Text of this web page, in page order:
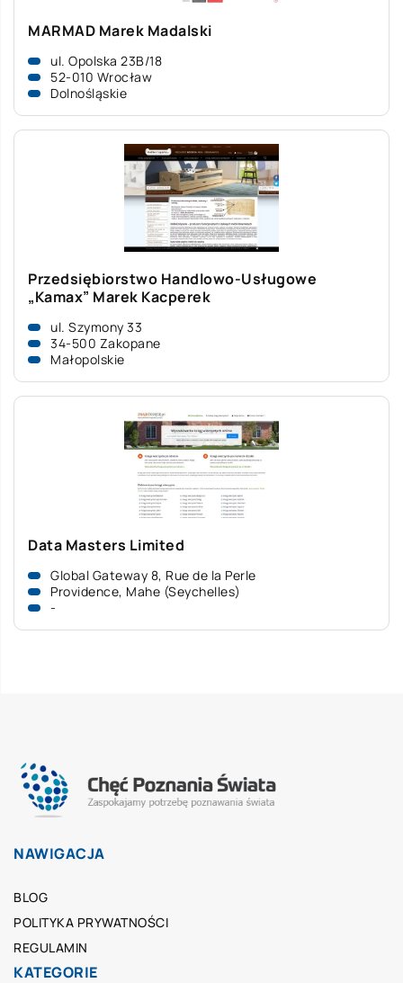
MARMAD Marek Madalski
ul. Opolska 23B/18
52-010 Wrocław
Dolnośląskie
Przedsiębiorstwo Handlowo-Usługowe
„Kamax” Marek Kacperek
ul. Szymony 33
34-500 Zakopane
Małopolskie
Data Masters Limited
Global Gateway 8, Rue de la Perle
Providence, Mahe (Seychelles)
-
NAWIGACJA
BLOG
POLITYKA PRYWATNOŚCI
REGULAMIN
KATEGORIE